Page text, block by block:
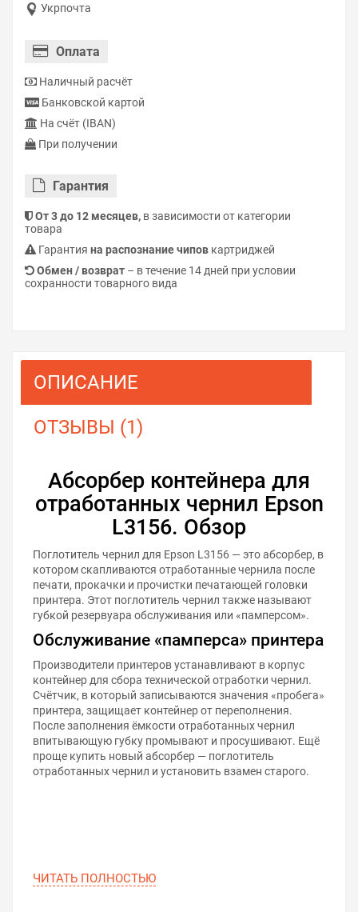
Укрпочта
Оплата
Наличный расчёт
Банковской картой
На счёт (IBAN)
При получении
Гарантия
От 3 до 12 месяцев, в зависимости от категории
товара
Гарантия на распознание чипов картриджей
Обмен / возврат – в течение 14 дней при условии
сохранности товарного вида
ОПИСАНИЕ
ОТЗЫВЫ (1)
Абсорбер контейнера для
отработанных чернил Epson
L3156. Обзор
Поглотитель чернил для Epson L3156 — это абсорбер, в
котором скапливаются отработанные чернила после
печати, прокачки и прочистки печатающей головки
принтера. Этот поглотитель чернил также называют
губкой резервуара обслуживания или «памперсом».
Обслуживание «памперса» принтера
Производители принтеров устанавливают в корпус
контейнер для сбора технической отработки чернил.
Счётчик, в который записываются значения «пробега»
принтера, защищает контейнер от переполнения.
После заполнения ёмкости отработанных чернил
впитывающую губку промывают и просушивают. Ещё
проще купить новый абсорбер — поглотитель
отработанных чернил и установить взамен старого.
ЧИТАТЬ ПОЛНОСТЬЮ